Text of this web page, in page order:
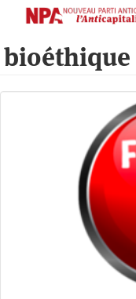
principal
bioéthique